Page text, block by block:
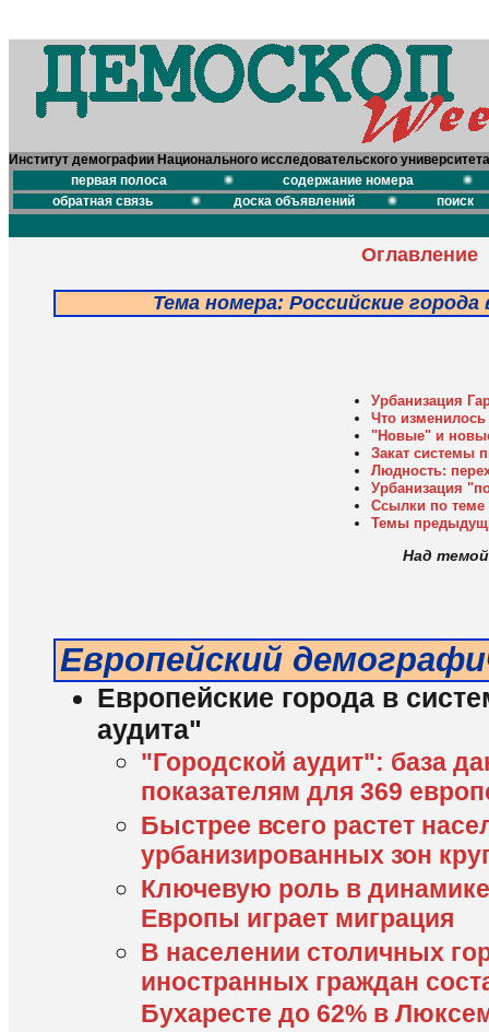
Институт демографии Национального исследовательского
первая полоса
содержание номера
обратная связь
доска объявлений поиск
Оглавление
Тема номера: Российские города
Урбанизация
Что изменилось
"Новые" и
Закат системы
Людность:
Урбанизация
Ссылки по теме
Темы
Над
Европейский
Европейские города в
аудита"
"Городской аудит": база
показателям для 369
Быстрее всего растет
урбанизированных зон
Ключевую роль в
Европы играет миграция
В населении столичных
иностранных граждан
Бухаресте до 62% в